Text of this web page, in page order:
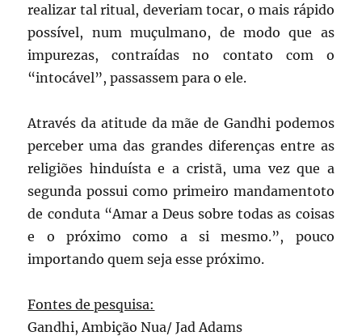
realizar tal ritual, deveriam tocar, o mais rápido
possível, num muçulmano, de modo que as
impurezas, contraídas no contato com o
“intocável”, passassem para o ele.
Através da atitude da mãe de Gandhi podemos
perceber uma das grandes diferenças entre as
religiões hinduísta e a cristã, uma vez que a
segunda possui como primeiro mandamentoto
de conduta “Amar a Deus sobre todas as coisas
e o próximo como a si mesmo.”, pouco
importando quem seja esse próximo.
Fontes de pesquisa:
Gandhi, Ambição Nua/ Jad Adams